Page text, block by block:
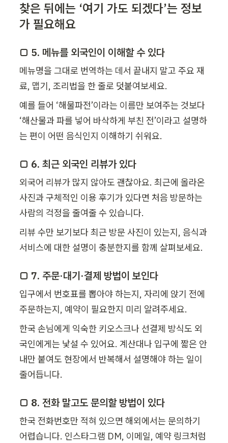
찾은 뒤에는 ‘여기 가도 되겠다’는 정보
가 필요해요
□ 5. 메뉴를 외국인이 이해할 수 있다
메뉴명을 그대로 번역하는 데서 끝내지 말고 주요 재
료, 맵기, 조리법을 한 줄로 덧붙여보세요.
예를 들어 ‘해물파전’이라는 이름만 보여주는 것보다
‘해산물과 파를 넣어 바삭하게 부친 전’이라고 설명하
는 편이 어떤 음식인지 이해하기 쉬워요.
□ 6. 최근 외국인 리뷰가 있다
외국어 리뷰가 많지 않아도 괜찮아요. 최근에 올라온
사진과 구체적인 이용 후기가 있다면 처음 방문하는
사람의 걱정을 줄여줄 수 있습니다.
리뷰 수만 보기보다 최근 방문 사진이 있는지, 음식과
서비스에 대한 설명이 충분한지를 함께 살펴보세요.
□ 7. 주문·대기·결제 방법이 보인다
입구에서 번호표를 뽑아야 하는지, 자리에 앉기 전에
주문하는지, 예약이 필요한지 미리 알려주세요.
한국 손님에게 익숙한 키오스크나 선결제 방식도 외
국인에게는 낯설 수 있어요. 계산대나 입구에 짧은 안
내만 붙여도 현장에서 반복해서 설명해야 하는 일이
줄어듭니다.
□ 8. 전화 말고도 문의할 방법이 있다
한국 전화번호만 적혀 있으면 해외에서는 문의하기
어렵습니다. 인스타그램 DM, 이메일, 예약 링크처럼